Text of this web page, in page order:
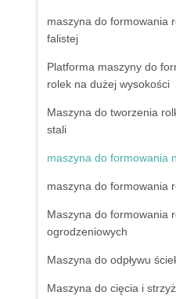
maszyna do formowania
falistej
Platforma maszyny do
rolek na dużej wysokości
Maszyna do tworzenia
stali
maszyna do formowania
maszyna do formowania
Maszyna do formowania
ogrodzeniowych
Maszyna do odpływu
Maszyna do cięcia i